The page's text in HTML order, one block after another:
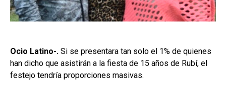
Ocio Latino-. Si se presentara tan solo el 1% de quienes
han dicho que asistirán a la fiesta de 15 años de Rubí, el
festejo tendría proporciones masivas.